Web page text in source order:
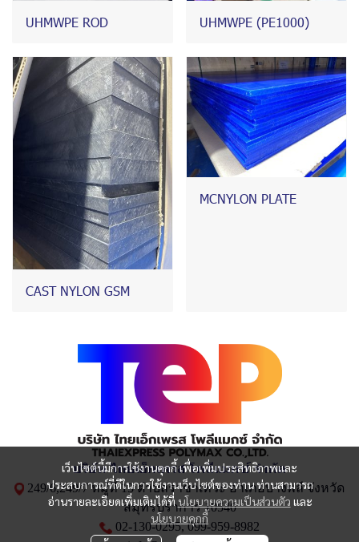
UHMWPE ROD UHMWPE (PE1000)
CAST NYLON GSM
MCNYLON PLATE
เว็บไซต์นี้มีการใช้งานคุกกี้ เพื่อเพิ่มประสิทธิภาพและ
ประสบการณ์ที่ดีในการใช้งานเว็บไซต์ของท่าน ท่านสามารถ
อ่านรายละเอียดเพิ่มเติมได้ที่นโยบายความเป็นส่วนตัว และ
นโยบายคุกกี้
บริษัท ไทยเอ็กเพรส โพลีแมกซ์ จำกัด
249/6,249/7 หมู่ที่ 13 ตำบลราชาเทวะ อำเภอบางพลี จังหวัด
สมุทรปราการ 10540
02-130-0295,099-959-8982